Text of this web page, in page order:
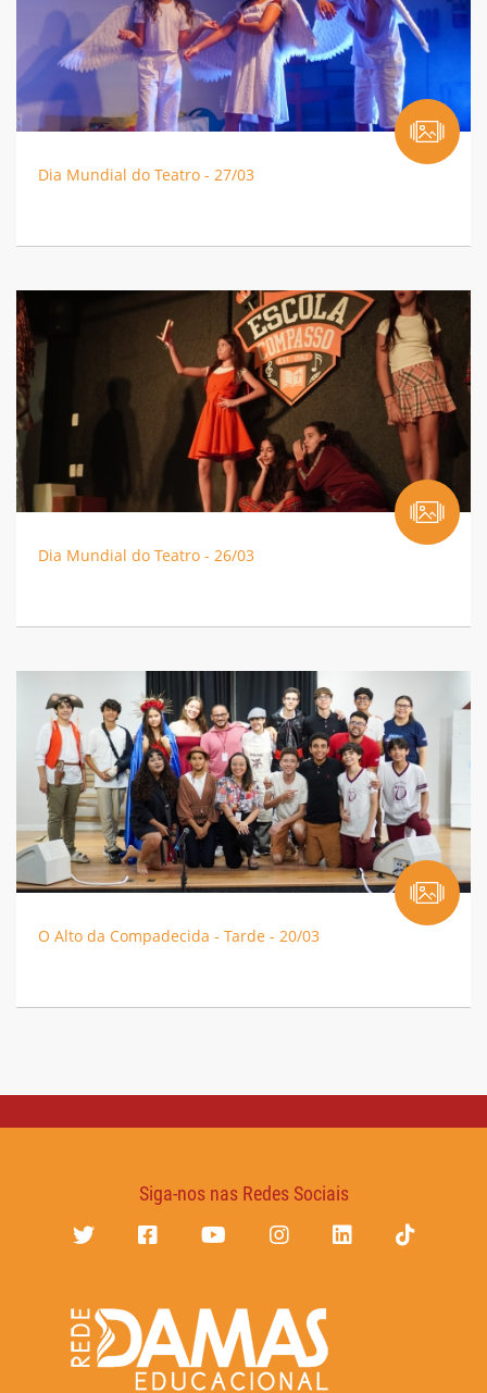
Dia Mundial do Teatro - 27/03
Dia Mundial do Teatro - 26/03
O Alto da Compadecida - Tarde - 20/03
Siga-nos nas Redes Sociais